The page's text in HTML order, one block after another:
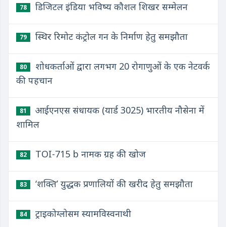
78 डिजिटल इंडिया भविष्य कौशल शिखर सम्मेलन
79 स्थिर रिमोट कंट्रोल गन के निर्माण हेतु समझौता
80
शोधकर्ताओं द्वारा लगभग 20 रोगाणुओं के एक नेटवर्क
की पहचान
81
आईएनएस संधायक (यार्ड 3025) भारतीय नौसेना में
शामिल
82 TOI-715 b नामक ग्रह की खोज
83 ‘शक्ति’ युद्धक प्रणालियों की खरीद हेतु समझौता
84 ​ट्राइकोग्लोसम स्यामविस्वनाथी